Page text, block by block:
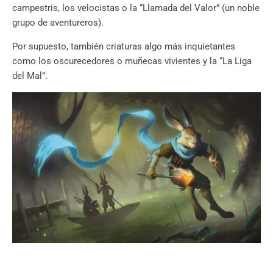
campestris, los velocistas o la “Llamada del Valor” (un noble
grupo de aventureros).
Por supuesto, también criaturas algo más inquietantes
como los oscurecedores o muñecas vivientes y la “La Liga
del Mal”.